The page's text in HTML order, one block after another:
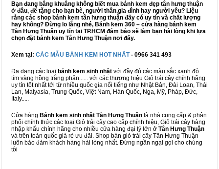
Bạn đang bâng khuâng không biết mua bánh kem đẹp tân hưng thuận
ở đâu, để tặng cho bạn bè, người thân,gia đình hay người yêu? Liệu
rằng các shop bánh kem tân hưng thuận đấy có uy tín và chất lượng
hay không? Đừng lo lắng nhé, Bánh kem 360 – cửa hàng bánh kem
Tân Hưng Thuận uy tín tại TP.HCM đảm bảo sẽ làm bạn hài lòng khi lựa
chọn đặt bánh kem Tân Hưng Thuận nơi đây.
Xem tại: CÁC MẪU BÁNH KEM HOT NHẤT- 0966 341 493
Đa dạng các loại bánh kem sinh nhật với đầy đủ các màu sắc xanh đỏ
tím vàng hồng trắng phấn...... với các thương hiệu Giỏ trái cây chính hãng
uy tín tốt nhất tới từ nhiều quốc gia nổi tiếng như Nhật Bản, Đài Loan, Thái
Lan, Malyasia, Trung Quốc, Việt Nam, Hàn Quốc, Nga, Mỹ, Pháp, Đức,
Italy.....
Cửa hàng Bánh kem sinh nhật Tân Hưng Thuận là nhà cung cấp & phân
phối chính thức các loại Giỏ trái cây cao cấp chính hiệu, Giỏ trái cây hàng
nhập khẩu chính hãng cho nhiều cửa hàng đại lý lớn ở Tân Hưng Thuận
và trên toàn quốc giá rẻ ưu đãi. Shop bán giỏ trái cây Tân Hưng Thuận
luôn bảo đảm khách hàng hài lòng nhất. Đừng ngần ngại gọi cho chúng
tôi